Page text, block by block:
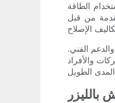
يمكن أن تؤثر كفاءة استخدام الطاقة
من قبل
والدعم الفني.
والأفراد
بالليزر